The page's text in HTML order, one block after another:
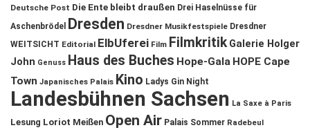
Deutsche Post Die Ente bleibt draußen Drei Haselnüsse für
Aschenbrödel
Dresden Dresdner Musikfestspiele Dresdner
WEITSICHT Editorial ElbUferei Film Filmkritik Galerie Holger
John Genuss Haus des Buches Hope-Gala HOPE Cape
Town Japanisches Palais Kino Ladys Gin Night
Landesbühnen Sachsen La Saxe à Paris
Lesung Loriot Meißen Open Air Palais Sommer Radebeul